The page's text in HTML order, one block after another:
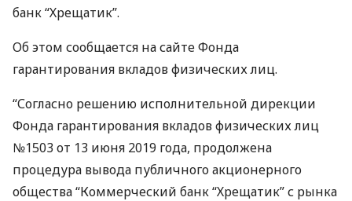
банк “Хрещатик”.
Об этом сообщается на сайте Фонда
гарантирования вкладов физических лиц.
“Согласно решению исполнительной дирекции
Фонда гарантирования вкладов физических лиц
№1503 от 13 июня 2019 года, продолжена
процедура вывода публичного акционерного
общества “Коммерческий банк “Хрещатик” с рынка